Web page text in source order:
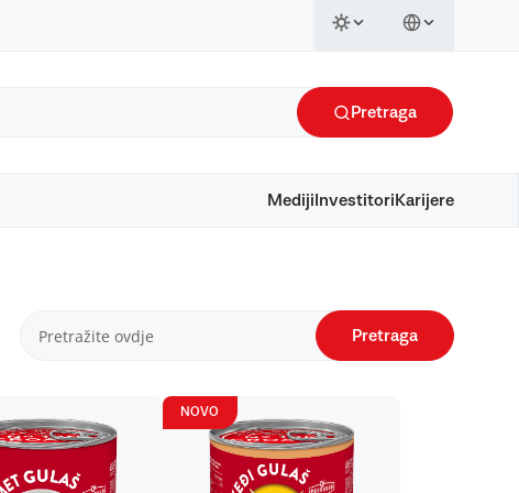
Pretraga
Mediji Investitori Karijere
Pretraga
NOVO